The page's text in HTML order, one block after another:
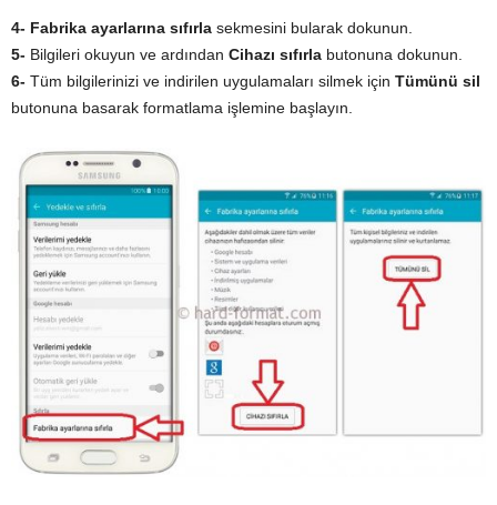
4- Fabrika ayarlarına sıfırla sekmesini bularak dokunun.
5- Bilgileri okuyun ve ardından Cihazı sıfırla butonuna dokunun.
6- Tüm bilgilerinizi ve indirilen uygulamaları silmek için Tümünü sil
butonuna basarak formatlama işlemine başlayın.